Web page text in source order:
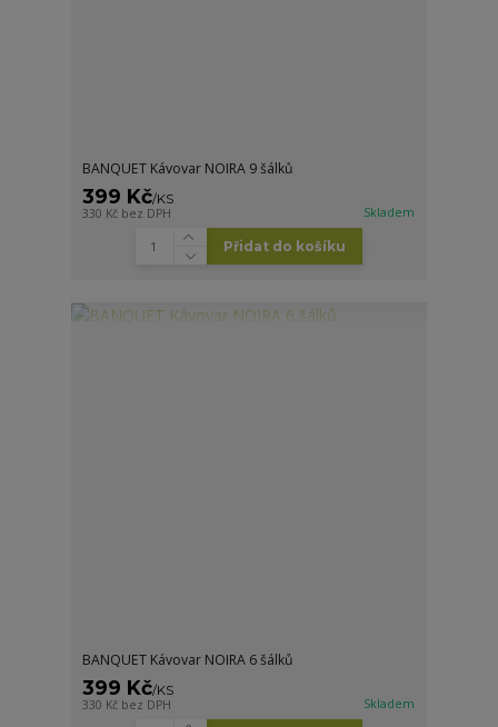
BANQUET Kávovar NOIRA 9 šálků
399 Kč/KS
330 Kč bez DPH Skladem
Přidat do košíku
BANQUET Kávovar NOIRA 6 šálků
399 Kč/KS
330 Kč bez DPH Skladem